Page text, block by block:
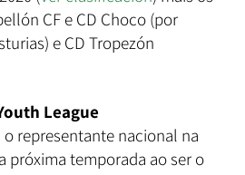
CF e CD Choco (por
e CD Tropezón
League
representante nacional na
próxima temporada ao ser o